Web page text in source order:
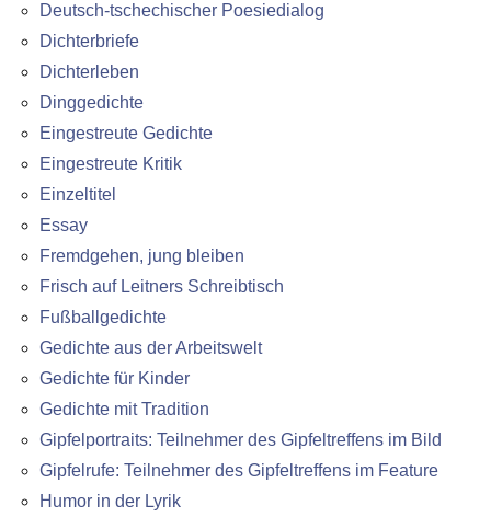
Deutsch-tschechischer Poesiedialog
Dichterbriefe
Dichterleben
Dinggedichte
Eingestreute Gedichte
Eingestreute Kritik
Einzeltitel
Essay
Fremdgehen, jung bleiben
Frisch auf Leitners Schreibtisch
Fußballgedichte
Gedichte aus der Arbeitswelt
Gedichte für Kinder
Gedichte mit Tradition
Gipfelportraits: Teilnehmer des Gipfeltreffens im Bild
Gipfelrufe: Teilnehmer des Gipfeltreffens im Feature
Humor in der Lyrik